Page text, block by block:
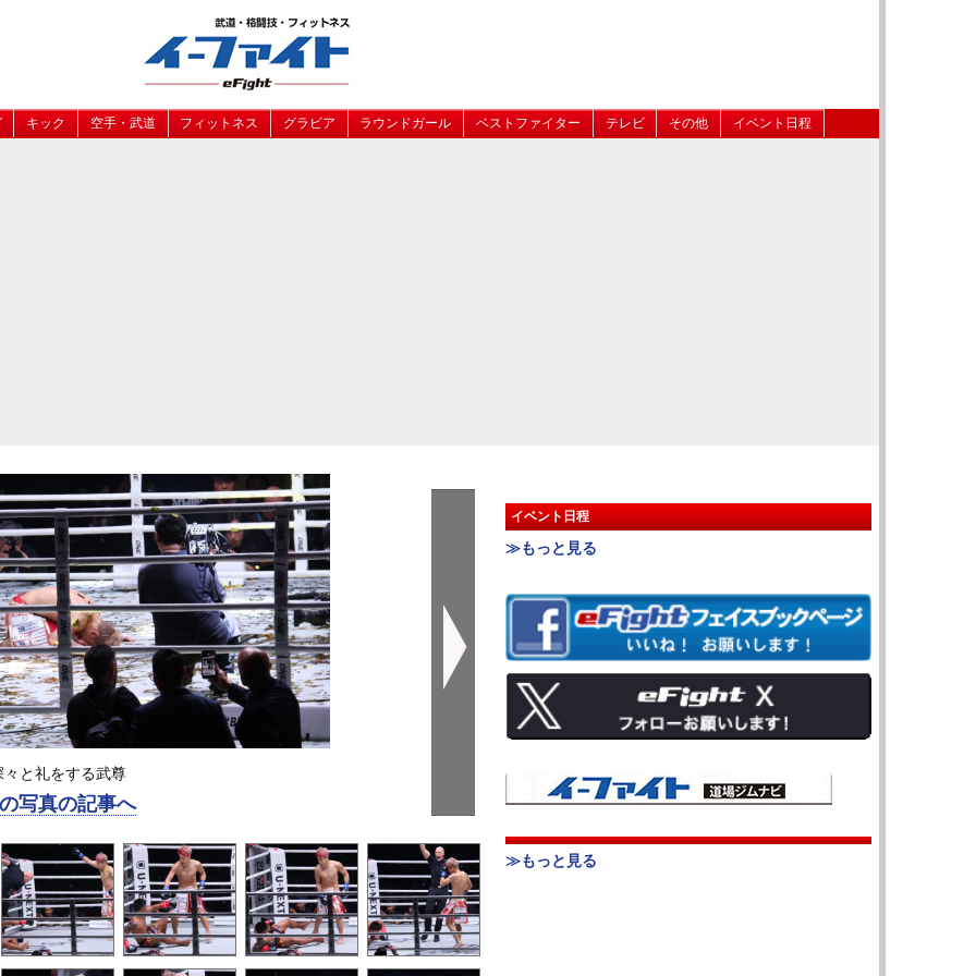
キック 空手・武道 フィットネス グラビア ラウンドガール ベストファイター テレビ その他 イベント日程
々と礼をする武尊
写真の記事へ
イベント日程
≫もっと見る
≫もっと見る